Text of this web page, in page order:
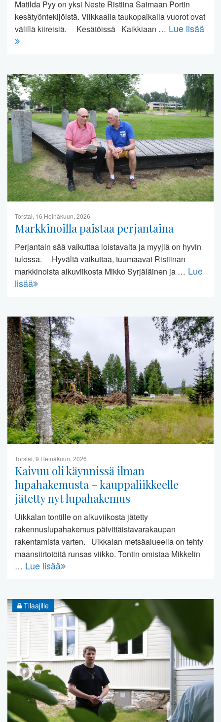
Matilda Pyy on yksi Neste Ristiina Saimaan Portin
kesätyöntekijöistä. Vilkkaalla taukopaikalla vuorot ovat
välillä kiireisiä. Kesätöissä Kaikkiaan … Lue lisää
Torstai, 16 Heinäkuun, 2026
Markkinoilla paistaa perjantaina
Perjantain sää vaikuttaa loistavalta ja myyjiä on hyvin
tulossa. Hyvältä vaikuttaa, tuumaavat Ristiinan
markkinoista alkuviikosta Mikko Syrjäläinen ja … Lue
lisää
Torstai, 9 Heinäkuun, 2026
Kaivuu oli käynnissä ilman
lupahakemusta – kauppaliikkeelle
jätetty nyt lupahakemus
Uikkalan tontille on alkuviikosta jätetty
rakennuslupahakemus päivittäistavarakaupan
rakentamista varten. Uikkalan metsäalueella on tehty
maansiirtotöitä runsas viikko. Tontin omistaa Mikkelin
… Lue lisää
Tilaajille